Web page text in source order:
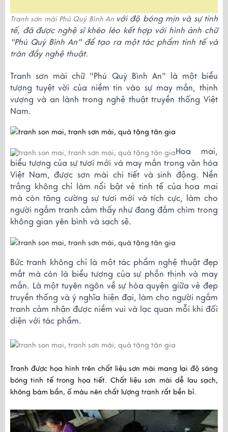
Tranh sơn mài Phú Quý Bình An với độ bóng mịn và sự tinh
tế, đã được nghệ sĩ khéo léo kết hợp với hình ảnh chữ
"Phú Quý Bình An" để tạo ra một tác phẩm tinh tế và
tràn đầy nghệ thuật.
Tranh sơn mài chữ "Phú Quý Bình An" là một biểu
tượng tuyệt vời của niềm tin vào sự may mắn, thịnh
vượng và an lành trong nghệ thuật truyền thống Việt
Nam.
Hoa mai,
biểu tượng của sự tươi mới và may mắn trong văn hóa
Việt Nam, được sơn mài chi tiết và sinh động. Nền
trắng không chỉ làm nổi bật vẻ tinh tế của hoa mai
mà còn tăng cường sự tươi mới và tích cực, làm cho
người ngắm tranh cảm thấy như đang đắm chìm trong
không gian yên bình và sạch sẽ.
Bức tranh không chỉ là một tác phẩm nghệ thuật đẹp
mắt mà còn là biểu tượng của sự phồn thịnh và may
mắn. Là một tuyên ngôn về sự hòa quyện giữa vẻ đẹp
truyền thống và ý nghĩa hiện đại, làm cho người ngắm
tranh cảm nhận được niềm vui và lạc quan mỗi khi đối
diện với tác phẩm.
Tranh được họa hình trên chất liệu sơn mài mang lại độ sáng
bóng tinh tế trong họa tiết. Chất liệu sơn mài dễ lau sạch,
không bám bẩn, ố màu nên chất lượng tranh rất bền bỉ.